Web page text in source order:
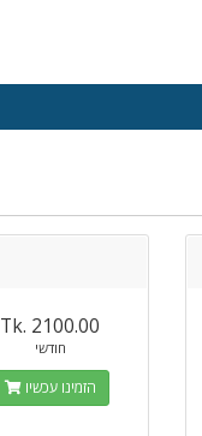
Tk. 2100.00
חודשי
הזמינו עכשיו